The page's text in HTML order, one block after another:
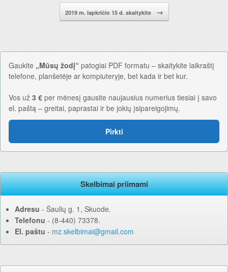
2019 m. lapkričio 15 d. skaitykite →
Gaukite „Mūsų žodį“ patogiai PDF formatu – skaitykite laikraštį
telefone, planšetėje ar kompiuteryje, bet kada ir bet kur.
Vos už 3 € per mėnesį gausite naujausius numerius tiesiai į savo
el. paštą – greitai, paprastai ir be jokių įsipareigojimų.
Pirkti
Skelbimai priimami
Adresu ‐ Šaulių g. 1, Skuode.
Telefonu ‐ (8-440) 73378.
El. paštu ‐ mz.skelbimai@gmail.com